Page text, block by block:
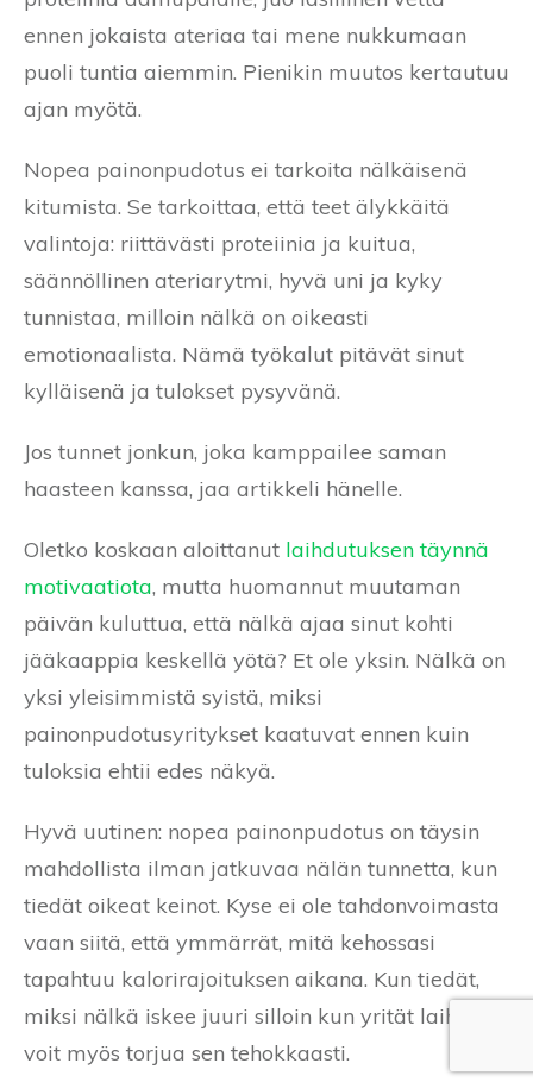
ennen jokaista ateriaa tai mene nukkumaan
puoli tuntia aiemmin. Pienikin muutos kertautuu
ajan myötä.
Nopea painonpudotus ei tarkoita nälkäisenä
kitumista. Se tarkoittaa, että teet älykkäitä
valintoja: riittävästi proteiinia ja kuitua,
säännöllinen ateriarytmi, hyvä uni ja kyky
tunnistaa, milloin nälkä on oikeasti
emotionaalista. Nämä työkalut pitävät sinut
kylläisenä ja tulokset pysyvänä.
Jos tunnet jonkun, joka kamppailee saman
haasteen kanssa, jaa artikkeli hänelle.
Oletko koskaan aloittanut laihdutuksen täynnä
motivaatiota, mutta huomannut muutaman
päivän kuluttua, että nälkä ajaa sinut kohti
jääkaappia keskellä yötä? Et ole yksin. Nälkä on
yksi yleisimmistä syistä, miksi
painonpudotusyritykset kaatuvat ennen kuin
tuloksia ehtii edes näkyä.
Hyvä uutinen: nopea painonpudotus on täysin
mahdollista ilman jatkuvaa nälän tunnetta, kun
tiedät oikeat keinot. Kyse ei ole tahdonvoimasta
vaan siitä, että ymmärrät, mitä kehossasi
tapahtuu kalorirajoituksen aikana. Kun tiedät,
miksi nälkä iskee juuri silloin kun yrität laihtua,
voit myös torjua sen tehokkaasti.